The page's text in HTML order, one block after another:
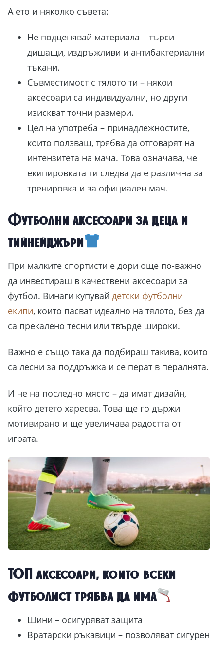
А ето и няколко съвета:
Не подценявай материала – търси
дишащи, издръжливи и антибактериални
тъкани.
Съвместимост с тялото ти – някои
аксесоари са индивидуални, но други
изискват точни размери.
Цел на употреба – принадлежностите,
които ползваш, трябва да отговарят на
интензитета на мача. Това означава, че
екипировката ти следва да е различна за
тренировка и за официален мач.
Футболни аксесоари за деца и
тийнейджъри
При малките спортисти е дори още по-важно
да инвестираш в качествени аксесоари за
футбол. Винаги купувай детски футболни
екипи, които пасват идеално на тялото, без да
са прекалено тесни или твърде широки.
Важно е също така да подбираш такива, които
са лесни за поддръжка и се перат в пералнята.
И не на последно място – да имат дизайн,
който детето харесва. Това ще го държи
мотивирано и ще увеличава радостта от
играта.
ТОП аксесоари, които всеки
футболист трябва да има
Шини – осигуряват защита
Вратарски ръкавици – позволяват сигурен
СТЪПКА